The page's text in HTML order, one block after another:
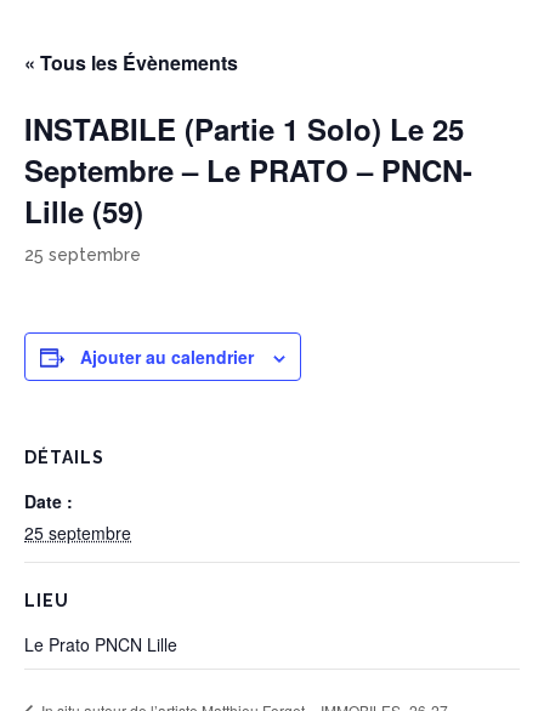
« Tous les Évènements
INSTABILE (Partie 1 Solo) Le 25
Septembre – Le PRATO – PNCN-
Lille (59)
25 septembre
Ajouter au calendrier
DÉTAILS
Date :
25 septembre
LIEU
Le Prato PNCN Lille